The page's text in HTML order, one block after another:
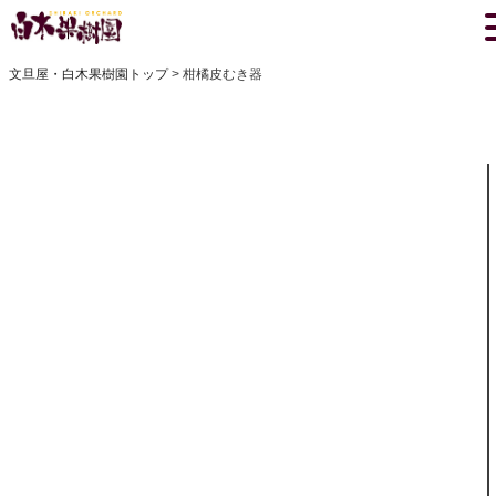
文旦屋・白木果樹園トップ 柑橘皮むき器